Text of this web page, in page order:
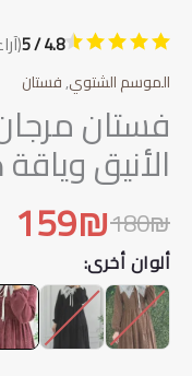
4.8 / 5
الموسم الشتوي,فستان
فستان
الأنيق
180₪
السعر
الأصلي
هو:
180₪.
159₪السعر
الحالي
هو:
159₪.
ألوان أخرى: